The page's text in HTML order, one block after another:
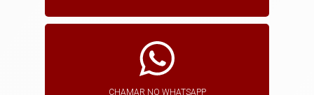
CHAMAR NO WHATSAPP